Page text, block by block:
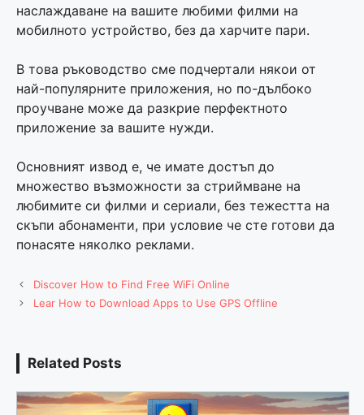
наслаждаване на вашите любими филми на
мобилното устройство, без да харчите пари.
В това ръководство сме подчертали някои от
най-популярните приложения, но по-дълбоко
проучване може да разкрие перфектното
приложение за вашите нужди.
Основният извод е, че имате достъп до
множество възможности за стриймване на
любимите си филми и сериали, без тежестта на
скъпи абонаменти, при условие че сте готови да
понасяте няколко реклами.
Discover How to Find Free WiFi Online
Lear How to Download Apps to Use GPS Offline
Related Posts